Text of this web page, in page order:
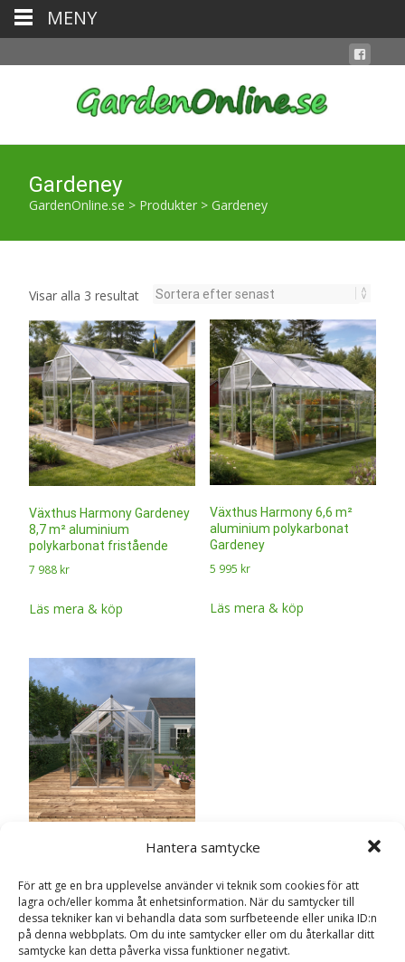
Hantera samtycke
För att ge en bra upplevelse använder vi teknik som cookies för att
lagra och/eller komma åt enhetsinformation. När du samtycker till
dessa tekniker kan vi behandla data som surfbeteende eller unika ID:n
på denna webbplats. Om du inte samtycker eller om du återkallar ditt
samtycke kan detta påverka vissa funktioner negativt.
Gardeney
GardenOnline.se > Produkter > Gardeney
Visar alla 3 resultatSortera
efter
senaste
Växthus Harmony Gardeney
8,7 m² aluminium
polykarbonat fristående
7 988 kr
Läs mera & köp
Växthus Harmony 6,6 m²
aluminium polykarbonat
Gardeney
5 995 kr
Läs mera & köp
Växthus Crystal Gardeney
Polykarbonat
3 995kr
Läs mera & köp
MENY